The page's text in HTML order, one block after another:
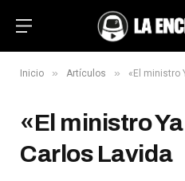
Inicio » Artículos » «El ministro
«El ministro
Carlos Lavida